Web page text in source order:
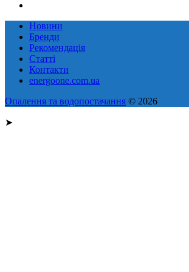
Новини
Бренди
Рекомендація
Статті
Контакти
energoone.com.ua
Опалення та водопостачання © 2026
➤